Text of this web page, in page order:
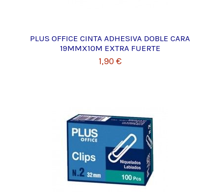
PLUS OFFICE CINTA ADHESIVA DOBLE CARA
19MMX10M EXTRA FUERTE
1,90 €